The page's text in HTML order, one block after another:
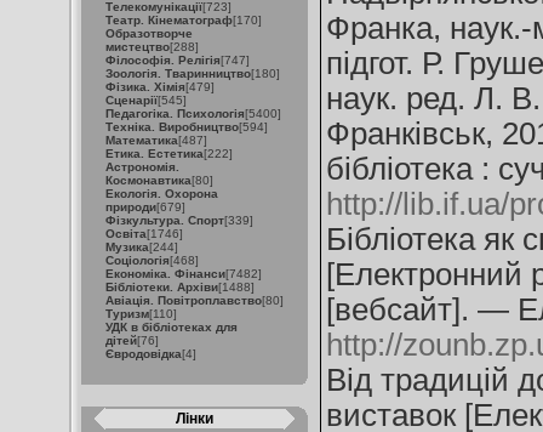
Телекомунікації[723]
Театр. Кінематограф[170]
Образотворче
мистецтво[288]
Філософія. Релігія[747]
Зоологія. Тваринництво[180]
Фізика. Хімія[479]
Сценарії[545]
Педагогіка. Психологія[5400]
Техніка. Виробництво[594]
Математика[487]
Етика. Естетика[222]
Астрономія.
Космонавтика[80]
Екологія. Охорона
природи[679]
Фізкультура. Спорт[339]
Освіта[1746]
Музика[244]
Соціологія[468]
Економіка. Фінанси[7482]
Бібліотеки. Архіви[1488]
Авіація. Повітроплавство[80]
Туризм[110]
УДК в бібліотеках для
дітей[76]
Євродовідка[4]
Лінки
Франка, наук.-
підгот. Р.
наук. ред. Л.
Франківськ,
бібліотека :
http://lib.if.ua/
Бібліотека як
[Електронний
[вебсайт]. —
http://
Від традицій
виставок